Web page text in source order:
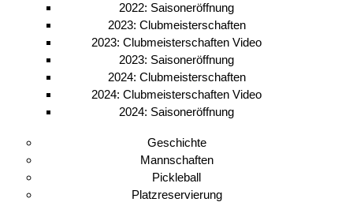
2022: Saisoneröffnung
2023: Clubmeisterschaften
2023: Clubmeisterschaften Video
2023: Saisoneröffnung
2024: Clubmeisterschaften
2024: Clubmeisterschaften Video
2024: Saisoneröffnung
Geschichte
Mannschaften
Pickleball
Platzreservierung